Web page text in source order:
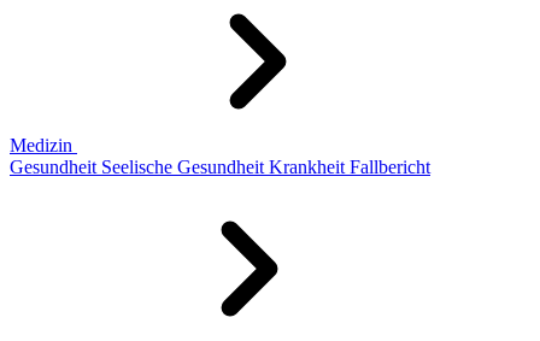
Medizin
Gesundheit Seelische Gesundheit Krankheit Fallbericht